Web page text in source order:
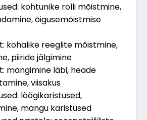
kohtunike rolli mõistmine,
õigusemõistmise
kohalike reeglite mõistmine,
piiride jälgimine
mängimine läbi, heade
viisakus
löögikaristused,
mängu karistused